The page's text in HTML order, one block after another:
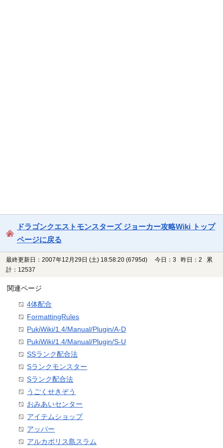
ドラゴンクエストモンスターズ ジョーカー攻略Wiki トップ
ページに戻る
最終更新日：2007年12月29日 (土) 18:58:20 (6795d)
今日：3 昨日：2 累
計：12537
関連ページ
4体配合
FormattingRules
PukiWiki/1.4/Manual/Plugin/A-D
PukiWiki/1.4/Manual/Plugin/S-U
SSランク配合法
Sランクモンスター
Sランク配合法
うごくせきぞう
おみあいセンター
アイテムショップ
アッパー
アルカポリス島スラム